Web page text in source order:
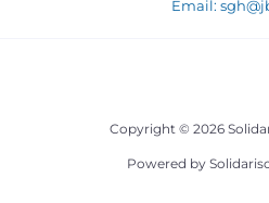
Email:
Copyright © 2026
Powered by